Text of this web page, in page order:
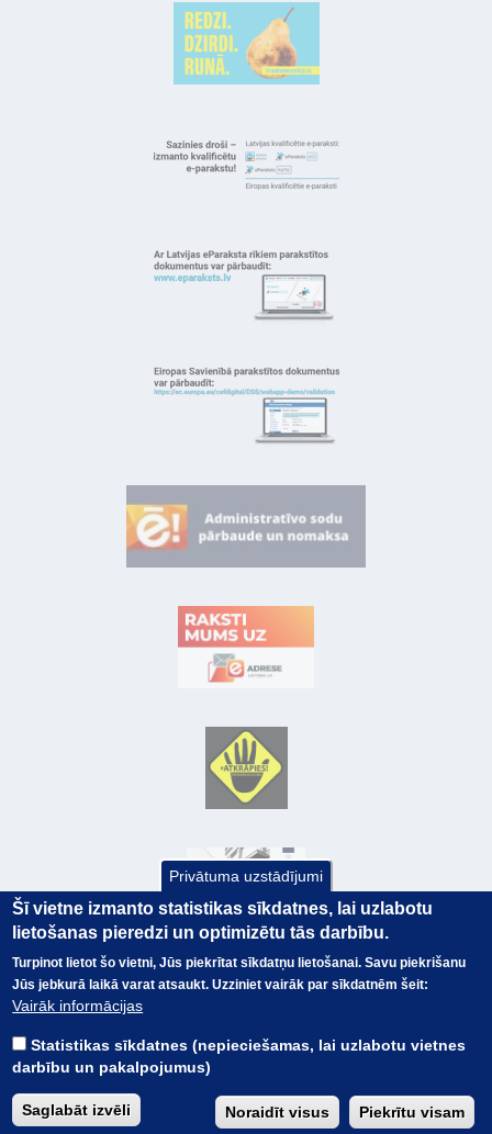
© Valsts kase 2017
Visas tiesības
EK GRĀMATVEDĪBAS KURSS
TERMINI
BUJ
PIEKĻŪSTAMĪBAS PAZIŅOJUMS
Privātuma uzstādījumi
Šī vietne izmanto statistikas sīkdatnes, lai uzlabotu
lietošanas pieredzi un optimizētu tās darbību.
Turpinot lietot šo vietni, Jūs piekrītat sīkdatņu lietošanai. Savu piekrišanu
Jūs jebkurā laikā varat atsaukt. Uzziniet vairāk par sīkdatnēm šeit:
Vairāk informācijas
Statistikas sīkdatnes (nepieciešamas, lai uzlabotu vietnes
darbību un pakalpojumus)
Saglabāt izvēli Noraidīt visus Piekrītu visam